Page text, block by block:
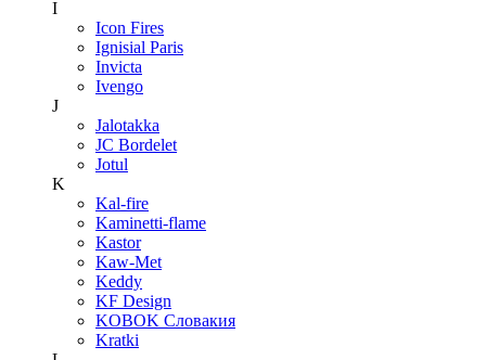
I
Icon Fires
Ignisial Paris
Invicta
Ivengo
J
Jalotakka
JC Bordelet
Jotul
K
Kal-fire
Kaminetti-flame
Kastor
Kaw-Met
Keddy
KF Design
KOBOK Словакия
Kratki